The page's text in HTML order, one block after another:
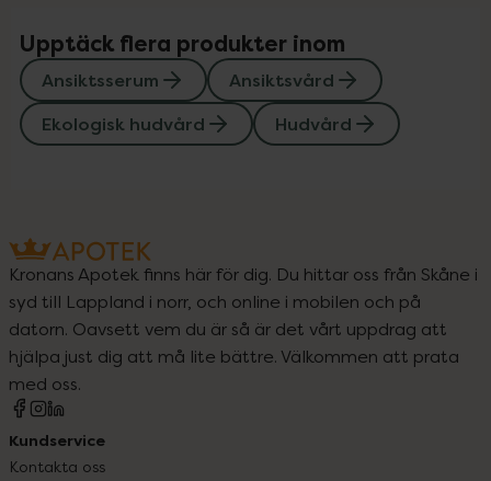
Upptäck flera produkter inom
Ansiktsserum
Ansiktsvård
Ekologisk hudvård
Hudvård
Kronans Apotek finns här för dig. Du hittar oss från Skåne i
syd till Lappland i norr, och online i mobilen och på
datorn. Oavsett vem du är så är det vårt uppdrag att
hjälpa just dig att må lite bättre. Välkommen att prata
med oss.
Kundservice
Kontakta oss